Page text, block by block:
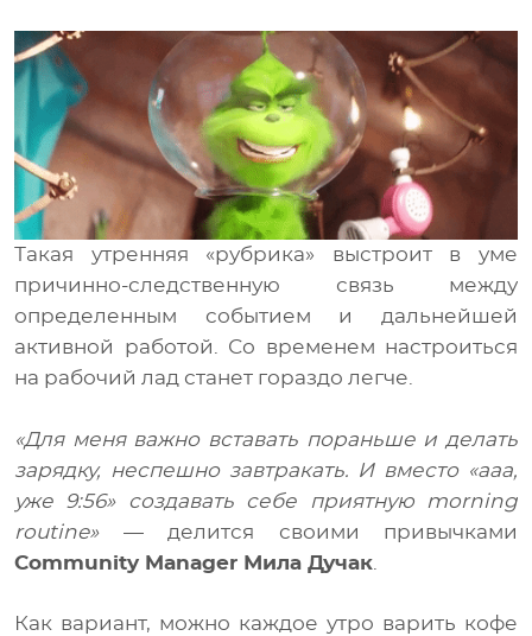
Такая утренняя «рубрика» выстроит в уме
причинно-следственную связь между
определенным событием и дальнейшей
активной работой. Со временем настроиться
на рабочий лад станет гораздо легче.
«Для меня важно вставать пораньше и делать
зарядку, неспешно завтракать. И вместо «ааа,
уже 9:56» создавать себе приятную morning
routine»— делится своими привычками
Community Manager Мила Дучак
Как вариант, можно каждое утро варить кофе